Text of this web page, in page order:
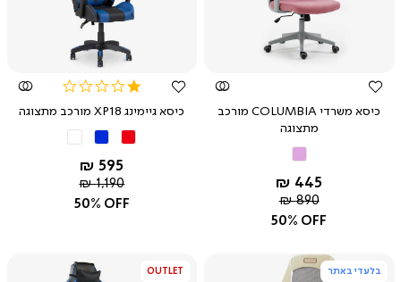
צפייה
מהירה
כיסא משרדי COLUMBIA מורכב
מתצוגה
החל מ-
445 ₪
מחיר
רגיל
890 ₪
50% OFF
צפייה
מהירה
rating
כיסא גיימינג XP18 מורכב מתצוגה
החל מ-
595 ₪
מחיר
רגיל
1,190 ₪
50% OFF
בלעדי באתר OUTLET